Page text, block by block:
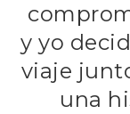
y yo
viaje
una